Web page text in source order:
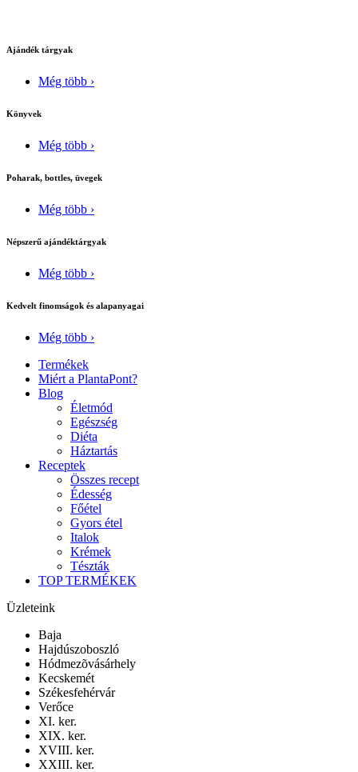
Ajándék tárgyak
Még több ›
Könyvek
Még több ›
Poharak, bottles, üvegek
Még több ›
Népszerű ajándéktárgyak
Még több ›
Kedvelt finomságok és alapanyagai
Még több ›
Termékek
Miért a PlantaPont?
Blog
Életmód
Egészség
Diéta
Háztartás
Receptek
Összes recept
Édesség
Főétel
Gyors étel
Italok
Krémek
Tészták
TOP TERMÉKEK
Üzleteink
Baja
Hajdúszoboszló
Hódmezõvásárhely
Kecskemét
Székesfehérvár
Verőce
XI. ker.
XIX. ker.
XVIII. ker.
XXIII. ker.